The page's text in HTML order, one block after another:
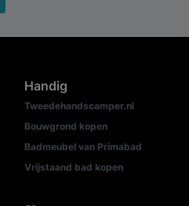
Handig
Tweedehandscamper.nl
Bouwgrond kopen
Badmeubel van Primabad
Vrijstaand bad kopen